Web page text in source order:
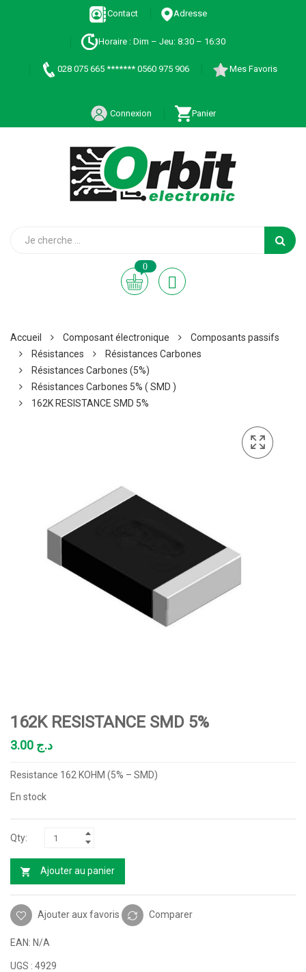
Contact Adresse
Horaire : Dim – Jeu: 8:30 – 16:30
028 075 665 ******* 0560 975 906 Mes Favoris
Connexion Panier
0
Accueil Composant électronique
Composants passifs
Résistances
Résistances Carbones
Résistances Carbones (5%)
Résistances Carbones 5% ( SMD )
162K RESISTANCE SMD 5%
162K RESISTANCE SMD 5%
د.ج
Resistance 162 KOHM (5% – SMD)
En stock
Ajouter au panier
Ajouter aux favoris Comparer
EAN: N/A
UGS : 4929